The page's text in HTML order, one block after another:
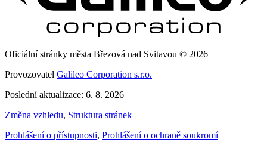
Oficiální stránky města Březová nad Svitavou © 2026
Provozovatel Galileo Corporation s.r.o.
Poslední aktualizace: 6. 8. 2026
Změna vzhledu, Struktura stránek
Prohlášení o přístupnosti, Prohlášení o ochraně soukromí